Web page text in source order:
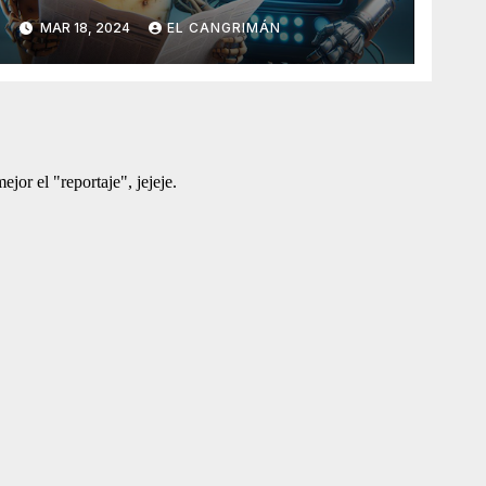
Generado Por Inteligencia
Artificial
MAR 18, 2024 EL CANGRIMÁN